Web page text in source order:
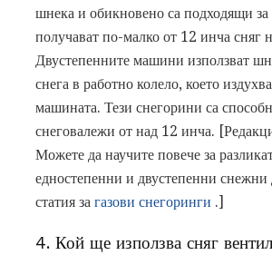
шнека и обикновено са подходящи
получават по-малко от 12 инча сняг
Двустепенните машини използват
снега в работно колело, което
машината. Тези снегорини са
снеговалежи от над 12 инча.
Можете да научите повече за
едностепенни и двустепенни снежни
статия за газови снегоринги .]
4. Кой ще използва сняг